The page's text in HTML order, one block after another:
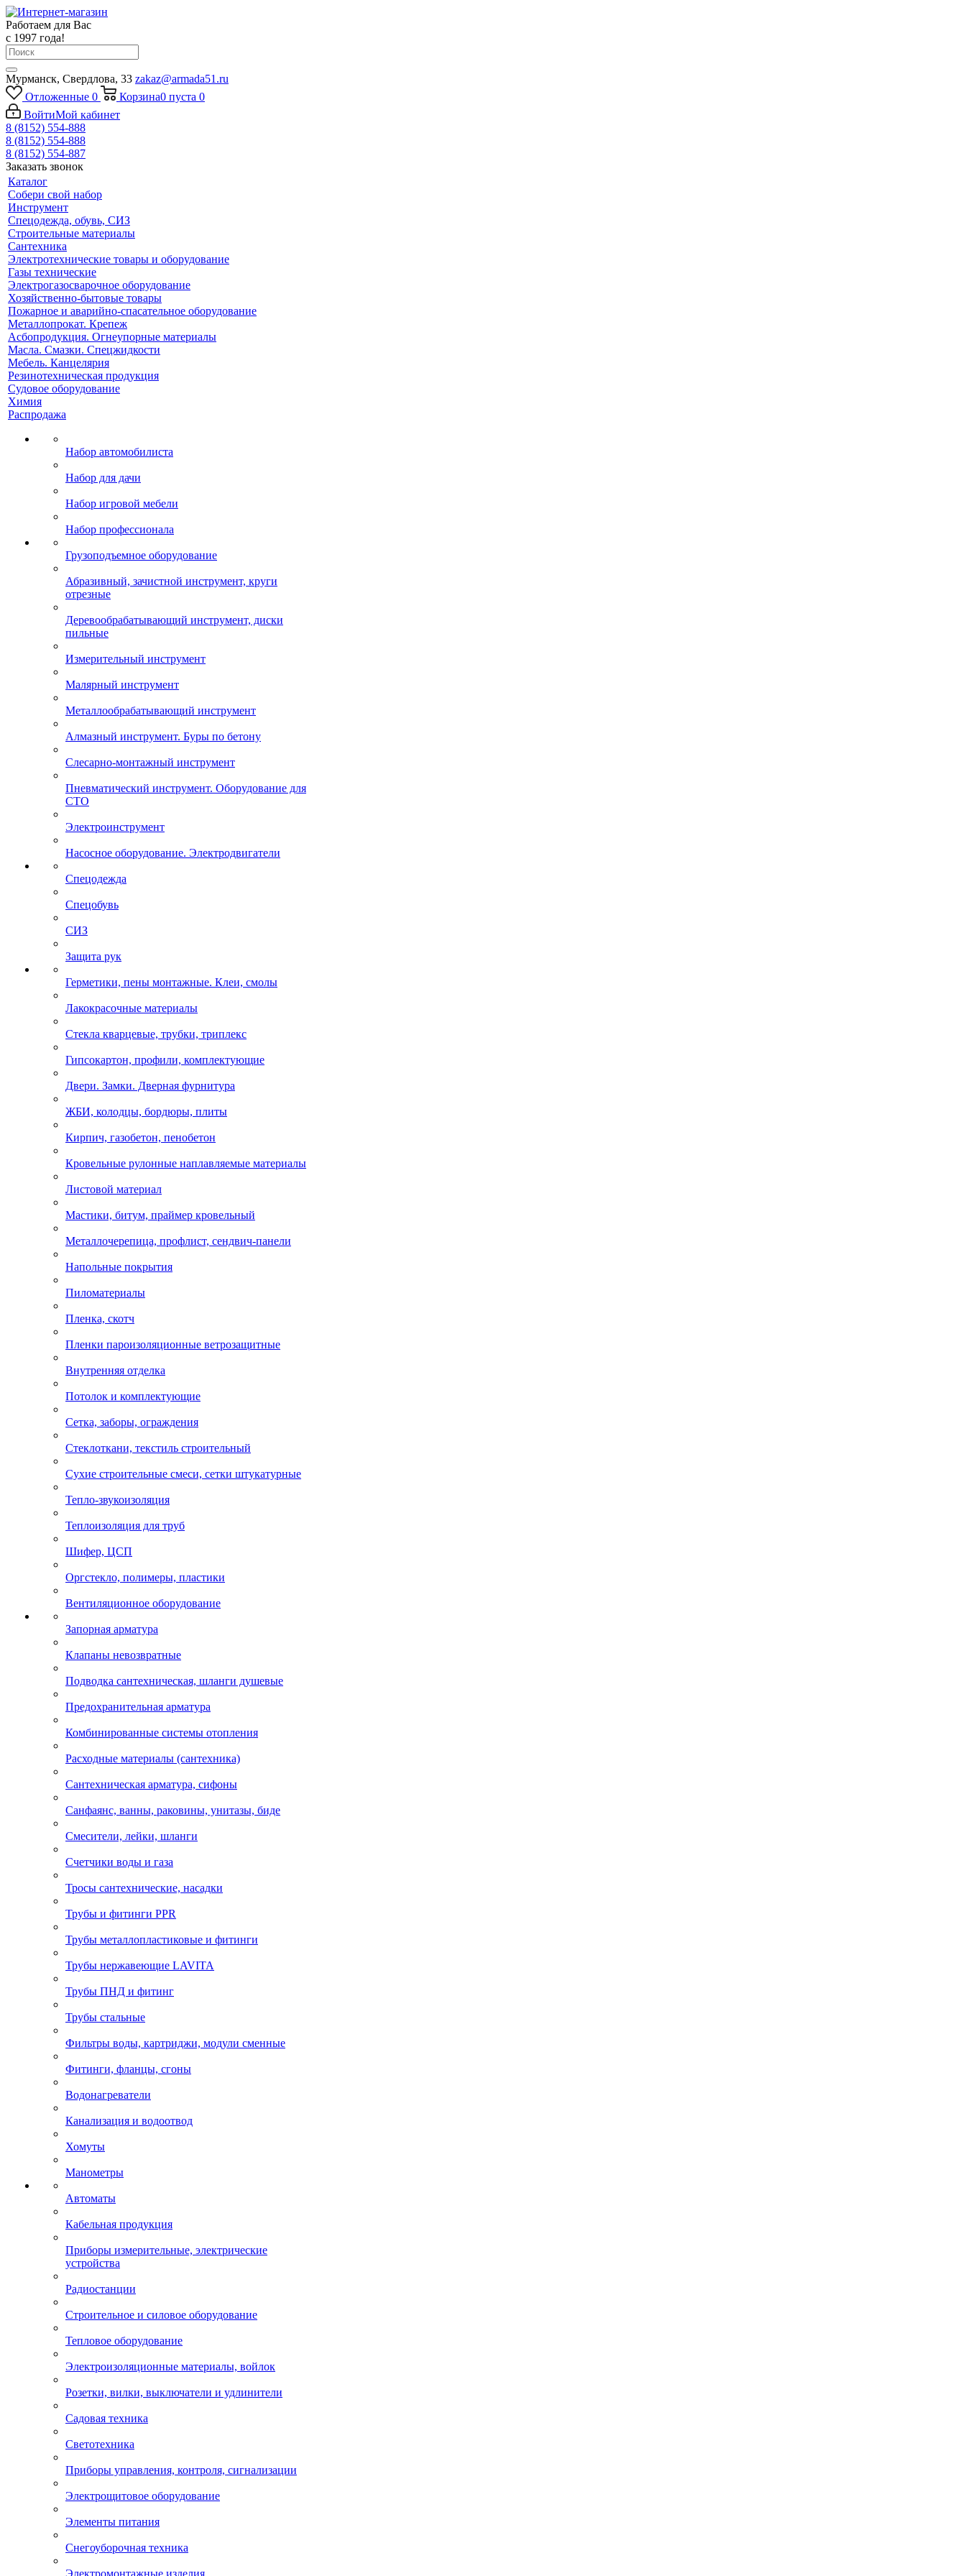
Работаем для Вас
с 1997 года!
Мурманск, Свердлова, 33 zakaz@armada51.ru
Отложенные 0 Корзина0 пуста 0
ВойтиМой кабинет
8 (8152) 554-888
8 (8152) 554-888
8 (8152) 554-887
Заказать звонок
Каталог
Собери свой набор
Инструмент
Спецодежда, обувь, СИЗ
Строительные материалы
Сантехника
Электротехнические товары и оборудование
Газы технические
Электрогазосварочное оборудование
Хозяйственно-бытовые товары
Пожарное и аварийно-спасательное оборудование
Металлопрокат. Крепеж
Асбопродукция. Огнеупорные материалы
Масла. Смазки. Спецжидкости
Мебель. Канцелярия
Резинотехническая продукция
Судовое оборудование
Химия
Распродажа
Набор автомобилиста
Набор для дачи
Набор игровой мебели
Набор профессионала
Грузоподъемное оборудование
Абразивный, зачистной инструмент, круги
отрезные
Деревообрабатывающий инструмент, диски
пильные
Измерительный инструмент
Малярный инструмент
Металлообрабатывающий инструмент
Алмазный инструмент. Буры по бетону
Слесарно-монтажный инструмент
Пневматический инструмент. Оборудование для
СТО
Электроинструмент
Насосное оборудование. Электродвигатели
Спецодежда
Спецобувь
СИЗ
Защита рук
Герметики, пены монтажные. Клеи, смолы
Лакокрасочные материалы
Стекла кварцевые, трубки, триплекс
Гипсокартон, профили, комплектующие
Двери. Замки. Дверная фурнитура
ЖБИ, колодцы, бордюры, плиты
Кирпич, газобетон, пенобетон
Кровельные рулонные наплавляемые материалы
Листовой материал
Мастики, битум, праймер кровельный
Металлочерепица, профлист, сендвич-панели
Напольные покрытия
Пиломатериалы
Пленка, скотч
Пленки пароизоляционные ветрозащитные
Внутренняя отделка
Потолок и комплектующие
Сетка, заборы, ограждения
Стеклоткани, текстиль строительный
Сухие строительные смеси, сетки штукатурные
Тепло-звукоизоляция
Теплоизоляция для труб
Шифер, ЦСП
Оргстекло, полимеры, пластики
Вентиляционное оборудование
Запорная арматура
Клапаны невозвратные
Подводка сантехническая, шланги душевые
Предохранительная арматура
Комбинированные системы отопления
Расходные материалы (сантехника)
Сантехническая арматура, сифоны
Санфаянс, ванны, раковины, унитазы, биде
Смесители, лейки, шланги
Счетчики воды и газа
Тросы сантехнические, насадки
Трубы и фитинги PPR
Трубы металлопластиковые и фитинги
Трубы нержавеющие LAVITA
Трубы ПНД и фитинг
Трубы стальные
Фильтры воды, картриджи, модули сменные
Фитинги, фланцы, сгоны
Водонагреватели
Канализация и водоотвод
Хомуты
Манометры
Автоматы
Кабельная продукция
Приборы измерительные, электрические
устройства
Радиостанции
Строительное и силовое оборудование
Тепловое оборудование
Электроизоляционные материалы, войлок
Розетки, вилки, выключатели и удлинители
Садовая техника
Светотехника
Приборы управления, контроля, сигнализации
Электрощитовое оборудование
Элементы питания
Снегоуборочная техника
Электромонтажные изделия